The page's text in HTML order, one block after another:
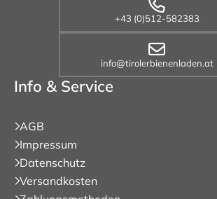
+43 (0)512-582383
info@tirolerbienenladen.at
Info & Service
AGB
Impressum
Datenschutz
Versandkosten